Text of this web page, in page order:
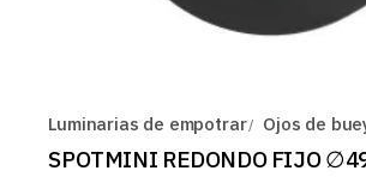
Luminarias de empotrar Ojos de
SPOTMINI REDONDO FIJO